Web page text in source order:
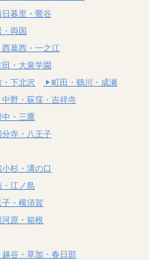
日暮里・鶯谷
両国
西葛西・一之江
・大泉学園
下北沢
町田・鶴川・成瀬
中野・荻窪・吉祥寺
・三鷹
分寺・八王子
小杉・溝の口
江ノ島
子・横須賀
原・箱根
越谷・草加・春日部